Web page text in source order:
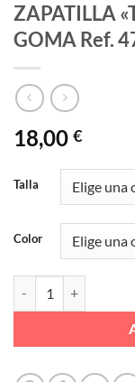
ZAPATILLA
GOMA Ref.
18,00 €
Talla
Color